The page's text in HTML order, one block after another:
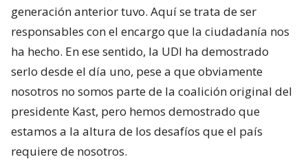
generación anterior tuvo. Aquí se trata de ser
responsables con el encargo que la ciudadanía nos
ha hecho. En ese sentido, la UDI ha demostrado
serlo desde el día uno, pese a que obviamente
nosotros no somos parte de la coalición original del
presidente Kast, pero hemos demostrado que
estamos a la altura de los desafíos que el país
requiere de nosotros.